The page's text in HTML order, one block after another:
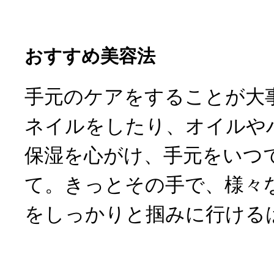
おすすめ美容法
手元のケアをすることが大
ネイルをしたり、オイル
保湿を心がけ、手元をいつ
て。きっとその手で、様々
をしっかりと掴みに行ける